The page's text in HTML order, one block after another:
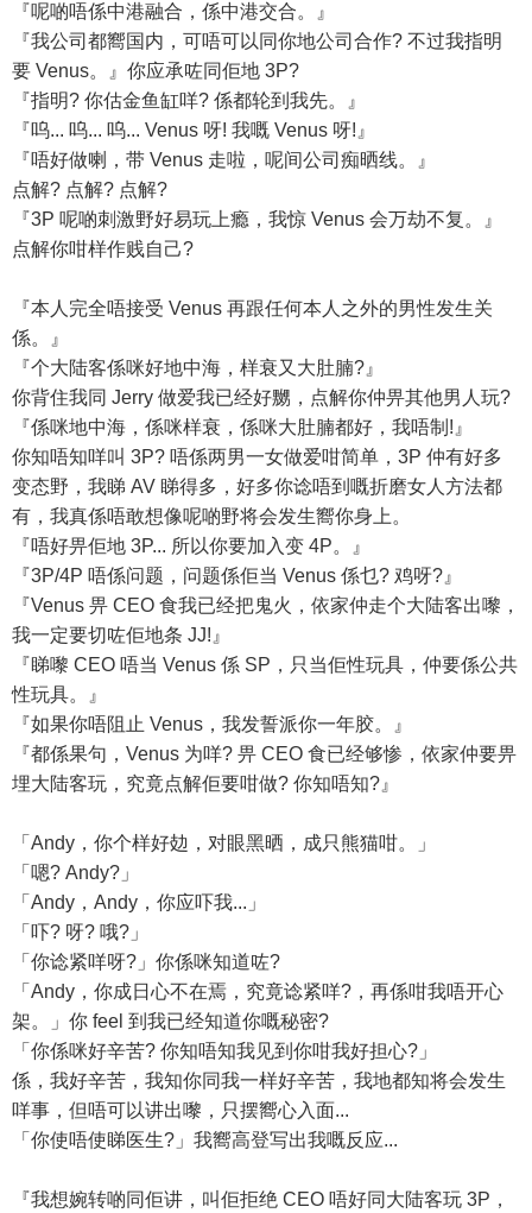
『呢啲唔係中港融合，係中港交合。』
『我公司都嚮国内，可唔可以同你地公司合作? 不过我指明
要 Venus。』你应承咗同佢地 3P?
『指明? 你估金鱼缸咩? 係都轮到我先。』
『呜... 呜... 呜... Venus 呀! 我嘅 Venus 呀!』
『唔好做喇，带 Venus 走啦，呢间公司痴晒线。』
点解? 点解? 点解?
『3P 呢啲刺激野好易玩上瘾，我惊 Venus 会万劫不复。』
点解你咁样作贱自己?
『本人完全唔接受 Venus 再跟任何本人之外的男性发生关
係。』
『个大陆客係咪好地中海，样衰又大肚腩?』
你背住我同 Jerry 做爱我已经好嬲，点解你仲畀其他男人玩?
『係咪地中海，係咪样衰，係咪大肚腩都好，我唔制!』
你知唔知咩叫 3P? 唔係两男一女做爱咁简单，3P 仲有好多
变态野，我睇 AV 睇得多，好多你谂唔到嘅折磨女人方法都
有，我真係唔敢想像呢啲野将会发生嚮你身上。
『唔好畀佢地 3P... 所以你要加入变 4P。』
『3P/4P 唔係问题，问题係佢当 Venus 係乜? 鸡呀?』
『Venus 畀 CEO 食我已经把鬼火，依家仲走个大陆客出嚟，
我一定要切咗佢地条 JJ!』
『睇嚟 CEO 唔当 Venus 係 SP，只当佢性玩具，仲要係公共
性玩具。』
『如果你唔阻止 Venus，我发誓派你一年胶。』
『都係果句，Venus 为咩? 畀 CEO 食已经够惨，依家仲要畀
埋大陆客玩，究竟点解佢要咁做? 你知唔知?』
「Andy，你个样好攰，对眼黑晒，成只熊猫咁。」
「嗯? Andy?」
「Andy，Andy，你应吓我...」
「吓? 呀? 哦?」
「你谂紧咩呀?」你係咪知道咗?
「Andy，你成日心不在焉，究竟谂紧咩?，再係咁我唔开心
架。」你 feel 到我已经知道你嘅秘密?
「你係咪好辛苦? 你知唔知我见到你咁我好担心?」
係，我好辛苦，我知你同我一样好辛苦，我地都知将会发生
咩事，但唔可以讲出嚟，只摆嚮心入面...
「你使唔使睇医生?」我嚮高登写出我嘅反应...
『我想婉转啲同佢讲，叫佢拒绝 CEO 唔好同大陆客玩 3P，